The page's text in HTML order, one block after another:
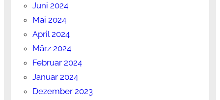
Juni 2024
Mai 2024
April 2024
März 2024
Februar 2024
Januar 2024
Dezember 2023